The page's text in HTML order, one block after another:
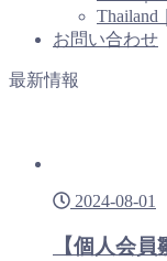
Thailand
お問い合わせ
最新情報
2024-08-01
【個人会